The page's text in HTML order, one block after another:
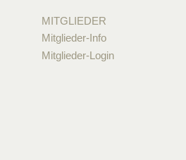
MITGLIEDER
Mitglieder-Info
Mitglieder-Login